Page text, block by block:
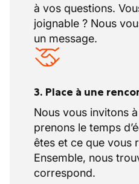
à vos questions.
joignable ? Nous
un message.
3. Place à une
Nous vous invitons
prenons le temps
êtes et ce que vous
Ensemble, nous
correspond.